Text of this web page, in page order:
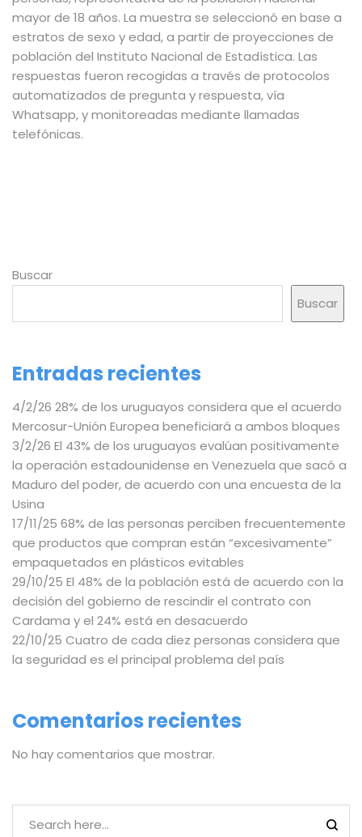
mayor de 18 años. La muestra se seleccionó en base a
estratos de sexo y edad, a partir de proyecciones de
población del Instituto Nacional de Estadística. Las
respuestas fueron recogidas a través de protocolos
automatizados de pregunta y respuesta, vía
Whatsapp, y monitoreadas mediante llamadas
telefónicas.
Buscar
Buscar
Entradas recientes
4/2/26 28% de los uruguayos considera que el acuerdo
Mercosur-Unión Europea beneficiará a ambos bloques
3/2/26 El 43% de los uruguayos evalúan positivamente
la operación estadounidense en Venezuela que sacó a
Maduro del poder, de acuerdo con una encuesta de la
Usina
17/11/25 68% de las personas perciben frecuentemente
que productos que compran están “excesivamente”
empaquetados en plásticos evitables
29/10/25 El 48% de la población está de acuerdo con la
decisión del gobierno de rescindir el contrato con
Cardama y el 24% está en desacuerdo
22/10/25 Cuatro de cada diez personas considera que
la seguridad es el principal problema del país
Comentarios recientes
No hay comentarios que mostrar.